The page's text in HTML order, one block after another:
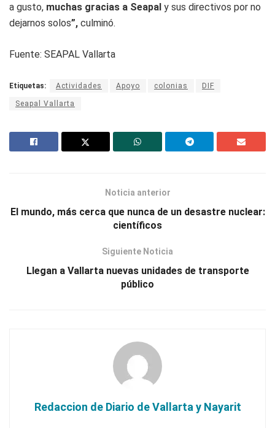
a gusto, muchas gracias a Seapal y sus directivos por no
dejarnos solos”, culminó.
Fuente: SEAPAL Vallarta
Etiquetas: Actividades Apoyo colonias DIF
Seapal Vallarta
Noticia anterior
El mundo, más cerca que nunca de un desastre nuclear:
científicos
Siguiente Noticia
Llegan a Vallarta nuevas unidades de transporte
público
Redaccion de Diario de Vallarta y Nayarit